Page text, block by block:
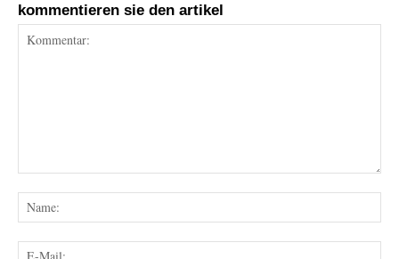
kommentieren sie den artikel